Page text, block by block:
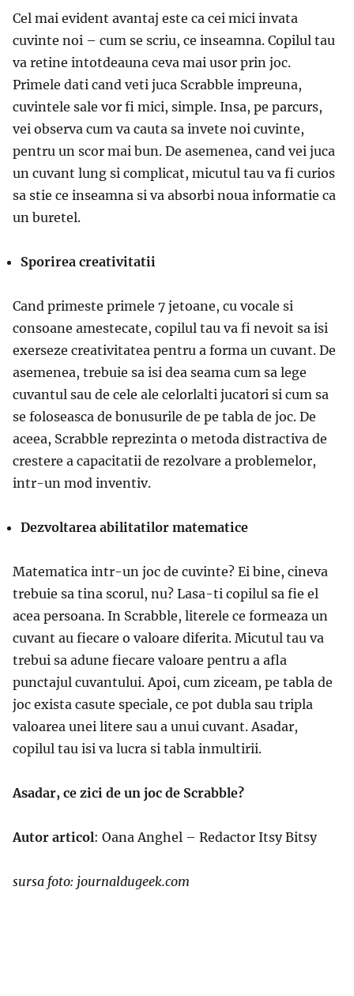
Cel mai evident avantaj este ca cei mici invata
cuvinte noi – cum se scriu, ce inseamna. Copilul tau
va retine intotdeauna ceva mai usor prin joc.
Primele dati cand veti juca Scrabble impreuna,
cuvintele sale vor fi mici, simple. Insa, pe parcurs,
vei observa cum va cauta sa invete noi cuvinte,
pentru un scor mai bun. De asemenea, cand vei juca
un cuvant lung si complicat, micutul tau va fi curios
sa stie ce inseamna si va absorbi noua informatie ca
un buretel.
Sporirea creativitatii
Cand primeste primele 7 jetoane, cu vocale si
consoane amestecate, copilul tau va fi nevoit sa isi
exerseze creativitatea pentru a forma un cuvant. De
asemenea, trebuie sa isi dea seama cum sa lege
cuvantul sau de cele ale celorlalti jucatori si cum sa
se foloseasca de bonusurile de pe tabla de joc. De
aceea, Scrabble reprezinta o metoda distractiva de
crestere a capacitatii de rezolvare a problemelor,
intr-un mod inventiv.
Dezvoltarea abilitatilor matematice
Matematica intr-un joc de cuvinte? Ei bine, cineva
trebuie sa tina scorul, nu? Lasa-ti copilul sa fie el
acea persoana. In Scrabble, literele ce formeaza un
cuvant au fiecare o valoare diferita. Micutul tau va
trebui sa adune fiecare valoare pentru a afla
punctajul cuvantului. Apoi, cum ziceam, pe tabla de
joc exista casute speciale, ce pot dubla sau tripla
valoarea unei litere sau a unui cuvant. Asadar,
copilul tau isi va lucra si tabla inmultirii.
Asadar, ce zici de un joc de Scrabble?
Autor articol: Oana Anghel – Redactor Itsy Bitsy
sursa foto: journaldugeek.com